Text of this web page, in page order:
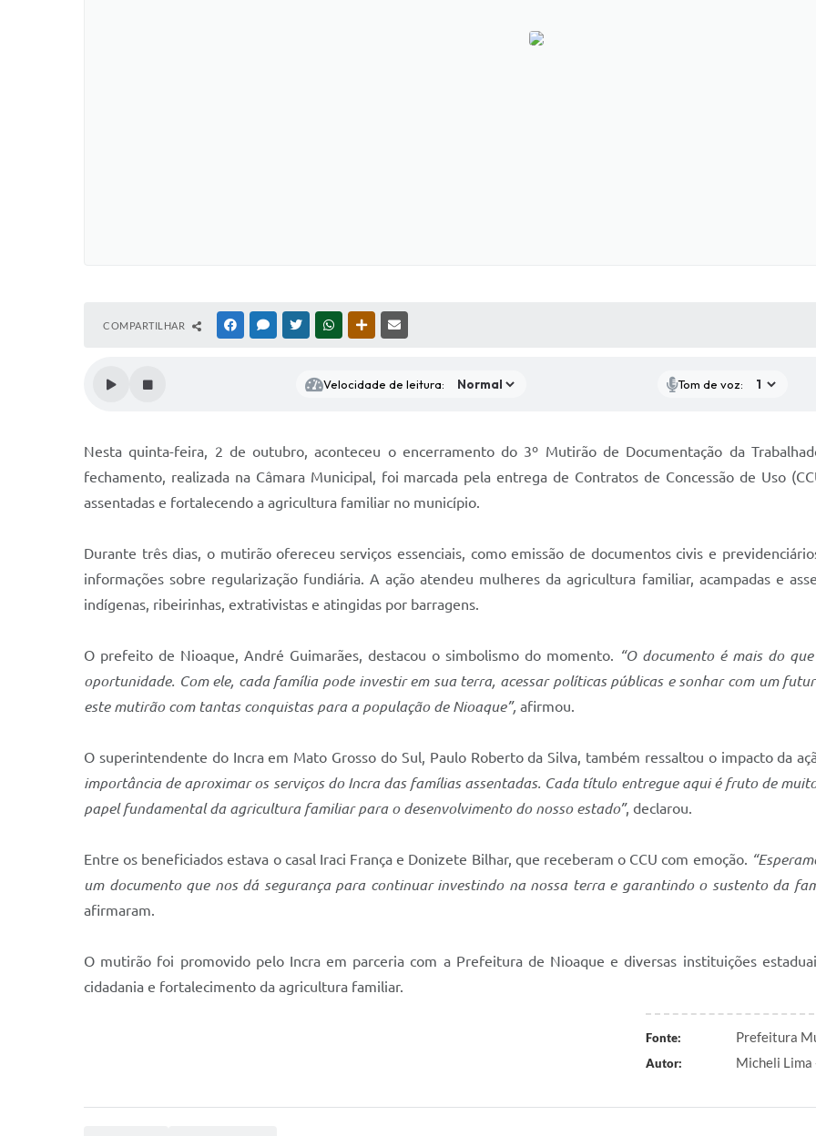
COMPARTILHAR FACEBOOKMESSENGER
TWITTERWHATSAPPOUTRAS MÍDIAS
Velocidade de leitura: Tom de voz:
Nesta quinta-feira, 2 de outubro, aconteceu o encerramento do 3º Mutirão de Documentação da
fechamento, realizada na Câmara Municipal, foi marcada pela entrega de Contratos de Concessão de Uso
assentadas e fortalecendo a agricultura familiar no município.
Durante três dias, o mutirão ofereceu serviços essenciais, como emissão de documentos civis e
informações sobre regularização fundiária. A ação atendeu mulheres da agricultura familiar, acampadas e
indígenas, ribeirinhas, extrativistas e atingidas por barragens.
O prefeito de Nioaque, André Guimarães, destacou o simbolismo do momento. “O documento é mais do
oportunidade. Com ele, cada família pode investir em sua terra, acessar políticas públicas e sonhar com um
este mutirão com tantas conquistas para a população de Nioaque”, afirmou.
O superintendente do Incra em Mato Grosso do Sul, Paulo Roberto da Silva, também ressaltou o impacto da
importância de aproximar os serviços do Incra das famílias assentadas. Cada título entregue aqui é fruto de
papel fundamental da agricultura familiar para o desenvolvimento do nosso estado”, declarou.
Entre os beneficiados estava o casal Iraci França e Donizete Bilhar, que receberam o CCU com emoção.
um documento que nos dá segurança para continuar investindo na nossa terra e garantindo o sustento da
afirmaram.
O mutirão foi promovido pelo Incra em parceria com a Prefeitura de Nioaque e diversas instituições
cidadania e fortalecimento da agricultura familiar.
Fonte: Prefeitura
Autor: Micheli Lima